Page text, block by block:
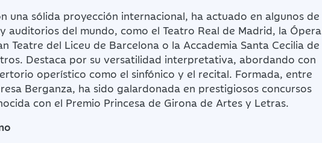
una sólida proyección internacional, ha actuado en algunos de
auditorios del mundo, como el Teatro Real de Madrid, la Ópera
Teatre del Liceu de Barcelona o la Accademia Santa Cecilia de
Destaca por su versatilidad interpretativa, abordando con
operístico como el sinfónico y el recital. Formada, entre
Berganza, ha sido galardonada en prestigiosos concursos
con el Premio Princesa de Girona de Artes y Letras.